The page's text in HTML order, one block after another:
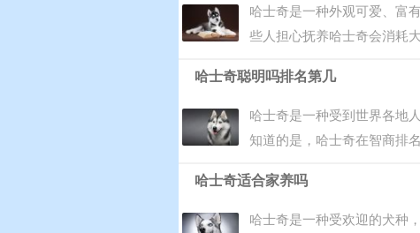
哈士奇是一种外观可爱、富
些人担心抚养哈士奇会消耗
哈士奇聪明吗排名第几
哈士奇是一种受到世界各地
知道的是，哈士奇在智商排
哈士奇适合家养吗
哈士奇是一种受欢迎的犬种